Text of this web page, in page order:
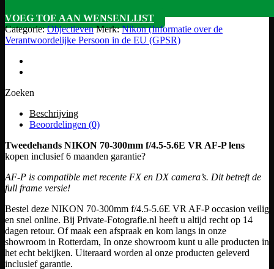
VOEG TOE AAN WENSENLIJST
Categorie:Objectieven Merk:Nikon (Informatie over de
Verantwoordelijke Persoon in de EU (GPSR)
Zoeken
Beschrijving
Beoordelingen (0)
Tweedehands NIKON 70-300mm f/4.5-5.6E VR AF-P lens
kopen inclusief 6 maanden garantie?
AF-P is compatible met recente FX en DX camera’s. Dit betreft de
full frame versie!
Bestel deze NIKON 70-300mm f/4.5-5.6E VR AF-P occasion veilig
en snel online. Bij Private-Fotografie.nl heeft u altijd recht op 14
dagen retour. Of maak een afspraak en kom langs in onze
showroom in Rotterdam, In onze showroom kunt u alle producten in
het echt bekijken. Uiteraard worden al onze producten geleverd
inclusief garantie.